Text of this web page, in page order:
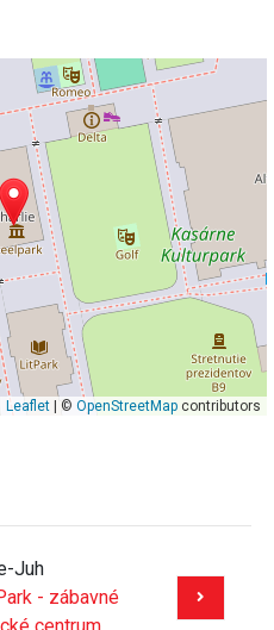
Leaflet| © OpenStreetMapcontributors
Juh
- zábavné